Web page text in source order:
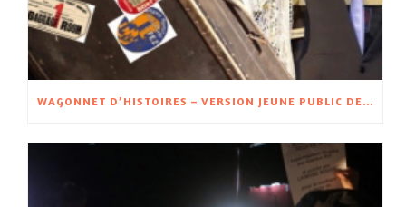
WAGONNET D’HISTOIRES – VERSION JEUNE PUBLIC DE WAGON D’HISTOIRES – À PARTIR DE 5 ANS